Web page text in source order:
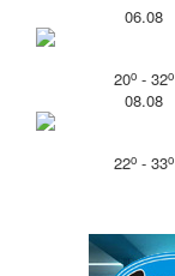
06.08
20o- 32o
08.08
22o- 33o